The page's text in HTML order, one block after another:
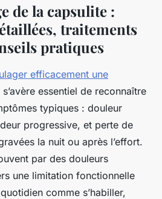
de la capsulite :
traitements
pratiques
efficacement une
s’avère essentiel de reconnaître
typiques : douleur
progressive, et perte de
la nuit ou après l’effort.
par des douleurs
une limitation fonctionnelle
comme s’habiller,